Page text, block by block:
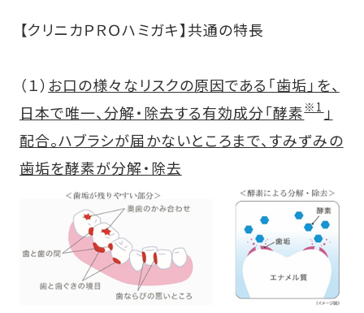
【クリニカＰＲＯハミガキ】共通の特長
（１） お口の様々なリスクの原因である「歯垢」を、
日本で唯一、分解・除去する有効成分「酵素※1」
配合。ハブラシが届かないところまで、すみずみの
歯垢を酵素が分解・除去